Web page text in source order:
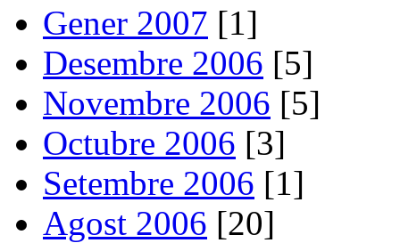
Gener 2007 [1]
Desembre 2006 [5]
Novembre 2006 [5]
Octubre 2006 [3]
Setembre 2006 [1]
Agost 2006 [20]